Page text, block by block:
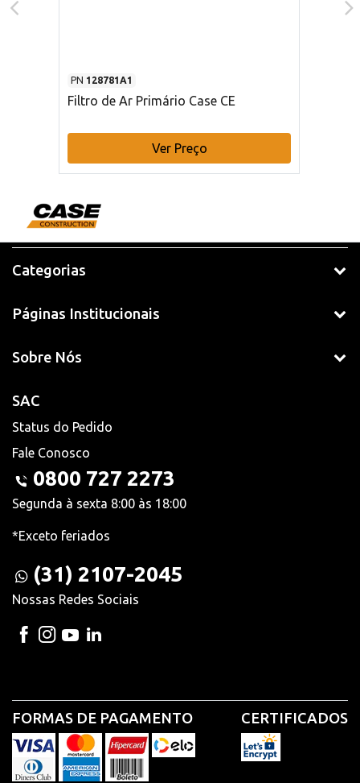
PN 128781A1
Filtro de Ar Primário Case CE
Ver Preço
Categorias
Páginas Institucionais
Sobre Nós
SAC
Status do Pedido
Fale Conosco
0800 727 2273
Segunda à sexta 8:00 às 18:00
*Exceto feriados
(31) 2107-2045
Nossas Redes Sociais
FORMAS DE PAGAMENTO CERTIFICADOS